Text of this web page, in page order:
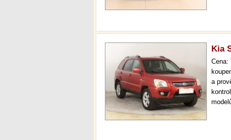
Kia
Cena:
a